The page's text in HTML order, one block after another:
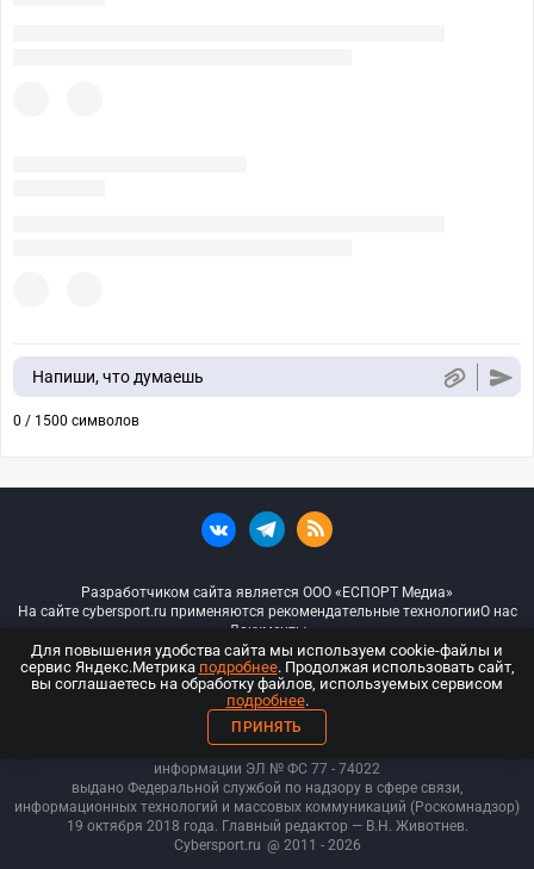
Напиши, что думаешь
0 / 1500 символов
Разработчиком сайта является ООО «ЕСПОРТ Медиа»
На сайте cybersport.ru применяются рекомендательные технологииО нас
Документы
© ООО «Киберспорт.ру» — Все права защищены
18+
ООО «Киберспорт.ру». Свидетельство о регистрации средств массовой
информации ЭЛ № ФС 77 - 74022
выдано Федеральной службой по надзору в сфере связи,
информационных технологий и массовых коммуникаций (Роскомнадзор)
19 октября 2018 года. Главный редактор — В.Н. Животнев.
Cybersport.ru @ 2011 - 2026
Для повышения удобства сайта мы используем cookie-файлы и
сервис Яндекс.Метрика подробнее. Продолжая использовать сайт,
вы соглашаетесь на обработку файлов, используемых сервисом
подробнее.
ПРИНЯТЬ